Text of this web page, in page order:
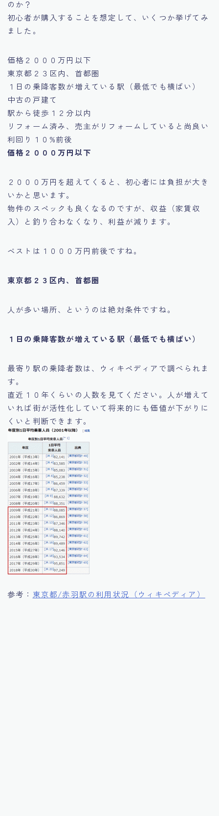
のか？
初心者が購入することを想定して、いくつか挙げてみ
ました。
価格２０００万円以下
東京都２３区内、首都圏
１日の乗降客数が増えている駅（最低でも横ばい）
中古の戸建て
駅から徒歩１２分以内
リフォーム済み、売主がリフォームしていると尚良い
利回り１０%前後
価格２０００万円以下
２０００万円を超えてくると、初心者には負担が大き
いかと思います。
物件のスペックも良くなるのですが、収益（家賃収
入）と釣り合わなくなり、利益が減ります。
ベストは１０００万円前後ですね。
東京都２３区内、首都圏
人が多い場所、というのは絶対条件ですね。
１日の乗降客数が増えている駅（最低でも横ばい）
最寄り駅の乗降者数は、ウィキペディアで調べられま
す。
直近１０年くらいの人数を見てください。人が増えて
いれば街が活性化していて将来的にも価値が下がりに
くいと判断できます。
参考： 東京都/赤羽駅の利用状況（ウィキペディア）